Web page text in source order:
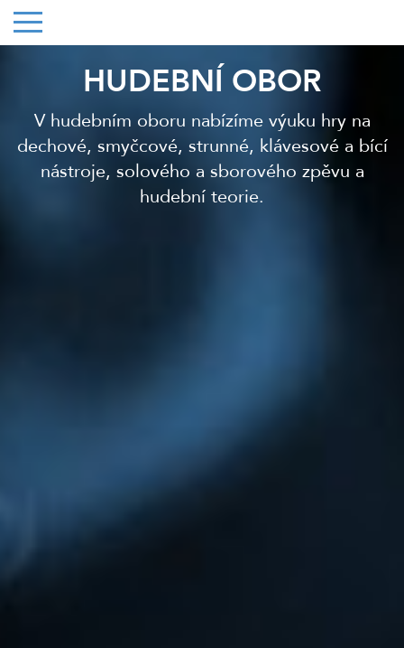
HUDEBNÍ OBOR
V hudebním oboru nabízíme výuku hry na
dechové, smyčcové, strunné, klávesové a bící
nástroje, solového a sborového zpěvu a
hudební teorie.